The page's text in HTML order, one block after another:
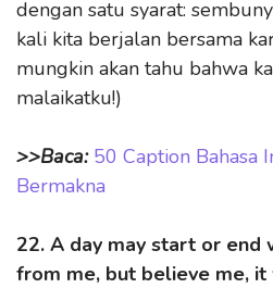
dengan satu syarat:
kali kita berjalan bersama
mungkin akan tahu bahwa
malaikatku!)
>>Baca:50 Caption Bahasa
Bermakna
22. A day may start or end
from me, but believe me, it